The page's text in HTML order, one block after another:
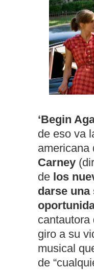
‘Begin
de eso va
americana
Carney
de los
darse una
cantautora
giro a su
musical
de